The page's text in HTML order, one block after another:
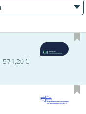
571,20 €